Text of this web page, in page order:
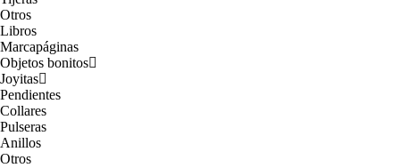
Otros
Libros
Marcapáginas
Objetos bonitos
Joyitas
Pendientes
Collares
Pulseras
Anillos
Otros